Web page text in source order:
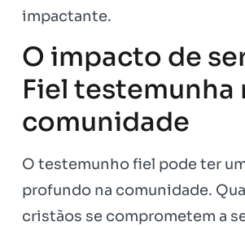
impactante.
O impacto de
Fiel testemunha
comunidade
O testemunho fiel pode ter
profundo na comunidade.
cristãos se comprometem a